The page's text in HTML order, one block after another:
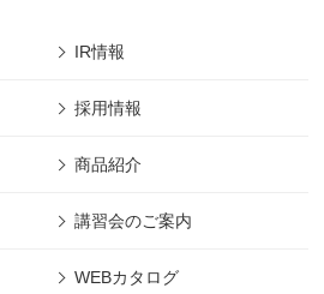
IR情報
採用情報
商品紹介
講習会のご案内
WEBカタログ